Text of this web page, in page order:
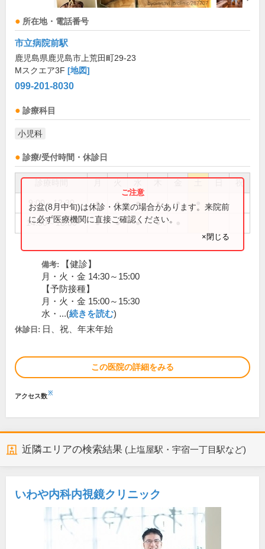
所在地・電話番号
市立病院前駅
鹿児島県鹿児島市上荒田町29-23
Mスクエア3F [地図]
099-201-8030
診療科目
小児科
診療/受付時間・休診日
祝
9:00～12:30 ● ● ● ● ●
14:30～18:00 ● ● ● ●
お盆(8月中旬)は休診・休業の場合があります。来院前
に必ず医療機関に直接ご確認ください。
×閉じる
備考:
【健診】
月・火・金 14:30～15:00
【予防接種】
月・火・金 15:00～15:30
水・...(続きを読む)
休診日: 日、祝、年末年始
この医院の詳細をみる
アクセス数※
近隣エリアの検索結果 (上塩屋駅・宇宿一丁目駅など)
いわや内科内視鏡クリニック